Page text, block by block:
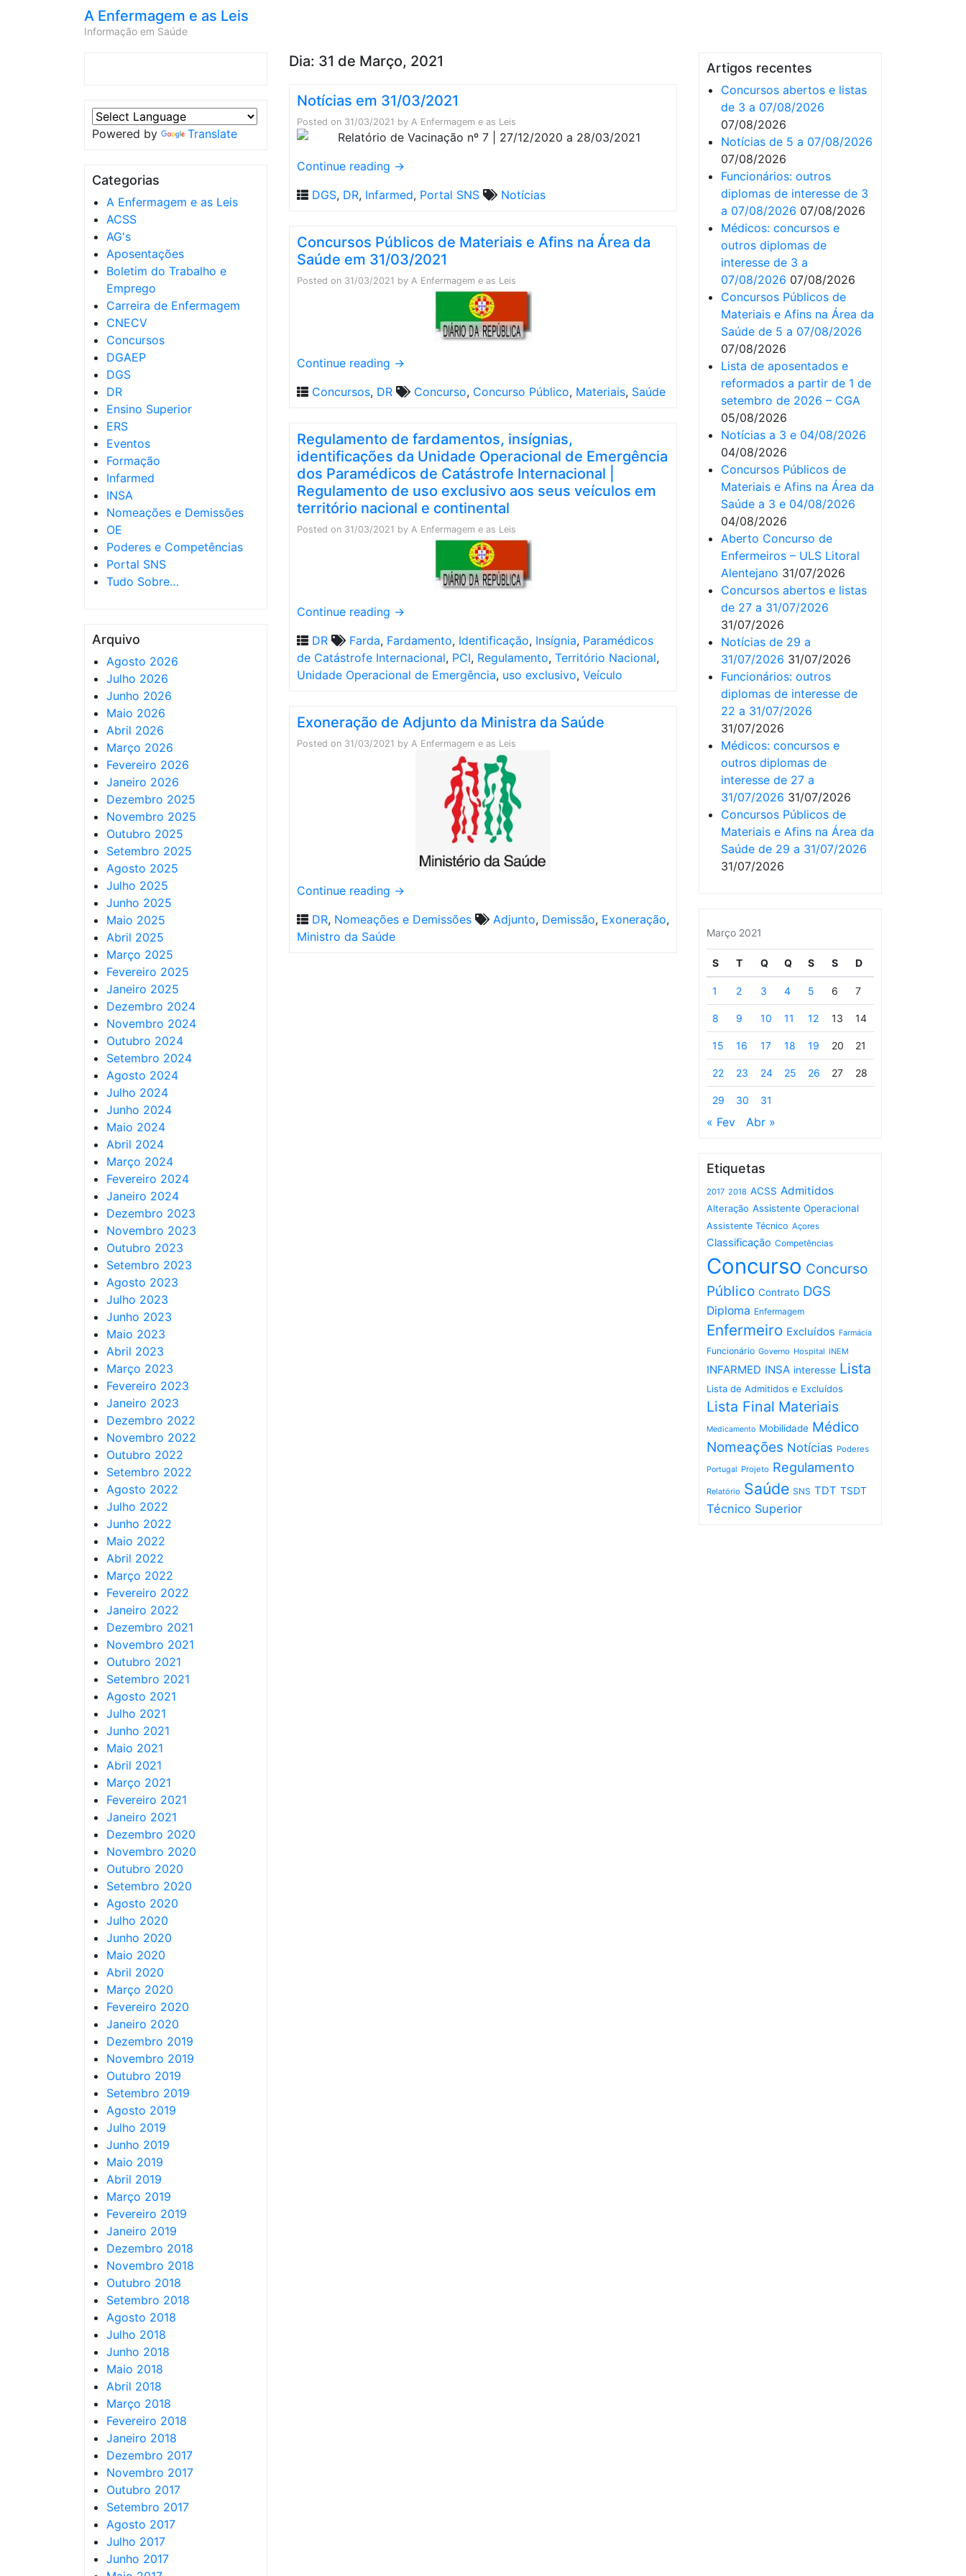
A Enfermagem e as Leis
Informação em Saúde
Powered by Translate
Categorias
A Enfermagem e as Leis
ACSS
AG's
Aposentações
Boletim do Trabalho e
Emprego
Carreira de Enfermagem
CNECV
Concursos
DGAEP
DGS
DR
Ensino Superior
ERS
Eventos
Formação
Infarmed
INSA
Nomeações e Demissões
OE
Poderes e Competências
Portal SNS
Tudo Sobre…
Arquivo
Agosto 2026
Julho 2026
Junho 2026
Maio 2026
Abril 2026
Março 2026
Fevereiro 2026
Janeiro 2026
Dezembro 2025
Novembro 2025
Outubro 2025
Setembro 2025
Agosto 2025
Julho 2025
Junho 2025
Maio 2025
Abril 2025
Março 2025
Fevereiro 2025
Janeiro 2025
Dezembro 2024
Novembro 2024
Outubro 2024
Setembro 2024
Agosto 2024
Julho 2024
Junho 2024
Maio 2024
Abril 2024
Março 2024
Fevereiro 2024
Janeiro 2024
Dezembro 2023
Novembro 2023
Outubro 2023
Setembro 2023
Agosto 2023
Julho 2023
Junho 2023
Maio 2023
Abril 2023
Março 2023
Fevereiro 2023
Janeiro 2023
Dezembro 2022
Novembro 2022
Outubro 2022
Setembro 2022
Agosto 2022
Julho 2022
Junho 2022
Maio 2022
Abril 2022
Março 2022
Fevereiro 2022
Janeiro 2022
Dezembro 2021
Novembro 2021
Outubro 2021
Setembro 2021
Agosto 2021
Julho 2021
Junho 2021
Maio 2021
Abril 2021
Março 2021
Fevereiro 2021
Janeiro 2021
Dezembro 2020
Novembro 2020
Outubro 2020
Setembro 2020
Agosto 2020
Julho 2020
Junho 2020
Maio 2020
Abril 2020
Março 2020
Fevereiro 2020
Janeiro 2020
Dezembro 2019
Novembro 2019
Outubro 2019
Setembro 2019
Agosto 2019
Julho 2019
Junho 2019
Maio 2019
Abril 2019
Março 2019
Fevereiro 2019
Janeiro 2019
Dezembro 2018
Novembro 2018
Outubro 2018
Setembro 2018
Agosto 2018
Julho 2018
Junho 2018
Maio 2018
Abril 2018
Março 2018
Fevereiro 2018
Janeiro 2018
Dezembro 2017
Novembro 2017
Outubro 2017
Setembro 2017
Agosto 2017
Julho 2017
Junho 2017
Dia: 31 de Março, 2021
Notícias em 31/03/2021
Posted on 31/03/2021 by A Enfermagem e as Leis
Continue reading →
DGS, DR, Infarmed, Portal SNS Notícias
Concursos Públicos de Materiais e Afins na Área da
Saúde em 31/03/2021
Posted on 31/03/2021 by A Enfermagem e as Leis
Continue reading →
Concursos, DR Concurso, Concurso Público, Materiais, Saúde
Regulamento de fardamentos, insígnias,
identificações da Unidade Operacional de Emergência
dos Paramédicos de Catástrofe Internacional |
Regulamento de uso exclusivo aos seus veículos em
território nacional e continental
Posted on 31/03/2021 by A Enfermagem e as Leis
Continue reading →
DR
Farda, Fardamento, Identificação, Insígnia, Paramédicos
de Catástrofe Internacional, PCI, Regulamento, Território Nacional,
Unidade Operacional de Emergência, uso exclusivo, Veículo
Exoneração de Adjunto da Ministra da Saúde
Posted on 31/03/2021 by A Enfermagem e as Leis
Continue reading →
DR, Nomeações e Demissões Adjunto, Demissão, Exoneração,
Ministro da Saúde
Artigos recentes
Concursos abertos e listas
de 3 a 07/08/2026
07/08/2026
Notícias de 5 a 07/08/2026
07/08/2026
Funcionários: outros
diplomas de interesse de 3
a 07/08/2026 07/08/2026
Médicos: concursos e
outros diplomas de
interesse de 3 a
07/08/2026 07/08/2026
Concursos Públicos de
Materiais e Afins na Área da
Saúde de 5 a 07/08/2026
07/08/2026
Lista de aposentados e
reformados a partir de 1 de
setembro de 2026 – CGA
05/08/2026
Notícias a 3 e 04/08/2026
04/08/2026
Concursos Públicos de
Materiais e Afins na Área da
Saúde a 3 e 04/08/2026
04/08/2026
Aberto Concurso de
Enfermeiros – ULS Litoral
Alentejano 31/07/2026
Concursos abertos e listas
de 27 a 31/07/2026
31/07/2026
Notícias de 29 a
31/07/2026 31/07/2026
Funcionários: outros
diplomas de interesse de
22 a 31/07/2026
31/07/2026
Médicos: concursos e
outros diplomas de
interesse de 27 a
31/07/2026 31/07/2026
Concursos Públicos de
Materiais e Afins na Área da
Saúde de 29 a 31/07/2026
31/07/2026
Março 2021
S T Q Q S S D
1 2 3 4 5 6 7
8 9 10 11 12 13 14
15 16 17 18 19 20 21
22 23 24 25 26 27 28
29 30 31
« Fev Abr »
Etiquetas
2017 2018 ACSS Admitidos
Alteração Assistente Operacional
Assistente Técnico Açores
Classificação Competências
Concurso Concurso
Público Contrato DGS
Diploma Enfermagem
Enfermeiro Excluídos Farmácia
Funcionário Governo Hospital INEM
INFARMED INSA interesse Lista
Lista de Admitidos e Excluídos
Lista Final Materiais
Medicamento Mobilidade Médico
Nomeações Notícias Poderes
Portugal Projeto Regulamento
Relatório Saúde SNS TDT TSDT
Técnico Superior